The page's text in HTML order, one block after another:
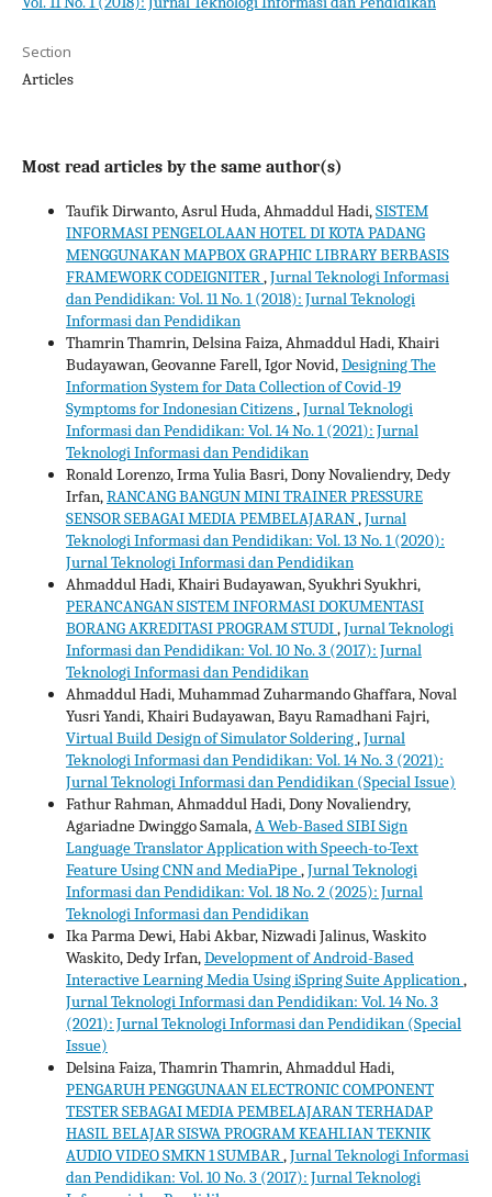
Section
Articles
Most read articles by the same author(s)
Taufik Dirwanto, Asrul Huda, Ahmaddul Hadi,SISTEM
INFORMASI PENGELOLAAN HOTEL DI KOTA PADANG
MENGGUNAKAN MAPBOX GRAPHIC LIBRARY BERBASIS
FRAMEWORK CODEIGNITER,Jurnal Teknologi Informasi
dan Pendidikan: Vol. 11 No. 1 (2018): Jurnal Teknologi
Informasi dan Pendidikan
Thamrin Thamrin, Delsina Faiza, Ahmaddul Hadi, Khairi
Budayawan, Geovanne Farell, Igor Novid,Designing The
Information System for Data Collection of Covid-19
Symptoms for Indonesian Citizens,Jurnal Teknologi
Informasi dan Pendidikan: Vol. 14 No. 1 (2021): Jurnal
Teknologi Informasi dan Pendidikan
Ronald Lorenzo, Irma Yulia Basri, Dony Novaliendry, Dedy
Irfan,RANCANG BANGUN MINI TRAINER PRESSURE
SENSOR SEBAGAI MEDIA PEMBELAJARAN,Jurnal
Teknologi Informasi dan Pendidikan: Vol. 13 No. 1 (2020):
Jurnal Teknologi Informasi dan Pendidikan
Ahmaddul Hadi, Khairi Budayawan, Syukhri Syukhri,
PERANCANGAN SISTEM INFORMASI DOKUMENTASI
BORANG AKREDITASI PROGRAM STUDI,Jurnal Teknologi
Informasi dan Pendidikan: Vol. 10 No. 3 (2017): Jurnal
Teknologi Informasi dan Pendidikan
Ahmaddul Hadi, Muhammad Zuharmando Ghaffara, Noval
Yusri Yandi, Khairi Budayawan, Bayu Ramadhani Fajri,
Virtual Build Design of Simulator Soldering,Jurnal
Teknologi Informasi dan Pendidikan: Vol. 14 No. 3 (2021):
Jurnal Teknologi Informasi dan Pendidikan (Special Issue)
Fathur Rahman, Ahmaddul Hadi, Dony Novaliendry,
Agariadne Dwinggo Samala,A Web-Based SIBI Sign
Language Translator Application with Speech-to-Text
Feature Using CNN and MediaPipe,Jurnal Teknologi
Informasi dan Pendidikan: Vol. 18 No. 2 (2025): Jurnal
Teknologi Informasi dan Pendidikan
Ika Parma Dewi, Habi Akbar, Nizwadi Jalinus, Waskito
Waskito, Dedy Irfan,Development of Android-Based
Interactive Learning Media Using iSpring Suite Application,
Jurnal Teknologi Informasi dan Pendidikan: Vol. 14 No. 3
(2021): Jurnal Teknologi Informasi dan Pendidikan (Special
Issue)
Delsina Faiza, Thamrin Thamrin, Ahmaddul Hadi,
PENGARUH PENGGUNAAN ELECTRONIC COMPONENT
TESTER SEBAGAI MEDIA PEMBELAJARAN TERHADAP
HASIL BELAJAR SISWA PROGRAM KEAHLIAN TEKNIK
AUDIO VIDEO SMKN 1 SUMBAR,Jurnal Teknologi Informasi
dan Pendidikan: Vol. 10 No. 3 (2017): Jurnal Teknologi